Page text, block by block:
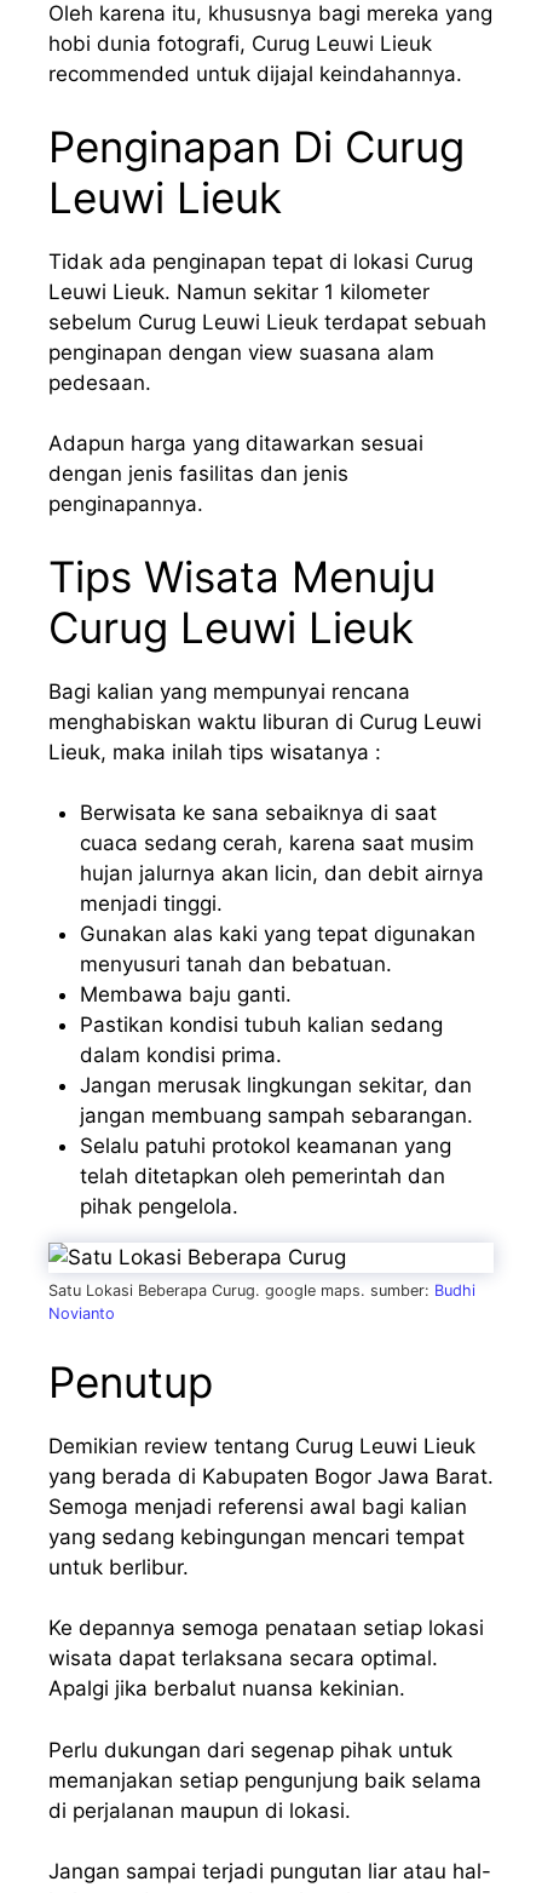
Oleh karena itu, khususnya bagi mereka yang
hobi dunia fotografi, Curug Leuwi Lieuk
recommended untuk dijajal keindahannya.
Penginapan Di Curug
Leuwi Lieuk
Tidak ada penginapan tepat di lokasi Curug
Leuwi Lieuk. Namun sekitar 1 kilometer
sebelum Curug Leuwi Lieuk terdapat sebuah
penginapan dengan view suasana alam
pedesaan.
Adapun harga yang ditawarkan sesuai
dengan jenis fasilitas dan jenis
penginapannya.
Tips Wisata Menuju
Curug Leuwi Lieuk
Bagi kalian yang mempunyai rencana
menghabiskan waktu liburan di Curug Leuwi
Lieuk, maka inilah tips wisatanya :
Berwisata ke sana sebaiknya di saat
cuaca sedang cerah, karena saat musim
hujan jalurnya akan licin, dan debit airnya
menjadi tinggi.
Gunakan alas kaki yang tepat digunakan
menyusuri tanah dan bebatuan.
Membawa baju ganti.
Pastikan kondisi tubuh kalian sedang
dalam kondisi prima.
Jangan merusak lingkungan sekitar, dan
jangan membuang sampah sebarangan.
Selalu patuhi protokol keamanan yang
telah ditetapkan oleh pemerintah dan
pihak pengelola.
Satu Lokasi Beberapa Curug. google maps. sumber: Budhi
Novianto
Penutup
Demikian review tentang Curug Leuwi Lieuk
yang berada di Kabupaten Bogor Jawa Barat.
Semoga menjadi referensi awal bagi kalian
yang sedang kebingungan mencari tempat
untuk berlibur.
Ke depannya semoga penataan setiap lokasi
wisata dapat terlaksana secara optimal.
Apalgi jika berbalut nuansa kekinian.
Perlu dukungan dari segenap pihak untuk
memanjakan setiap pengunjung baik selama
di perjalanan maupun di lokasi.
Jangan sampai terjadi pungutan liar atau hal-